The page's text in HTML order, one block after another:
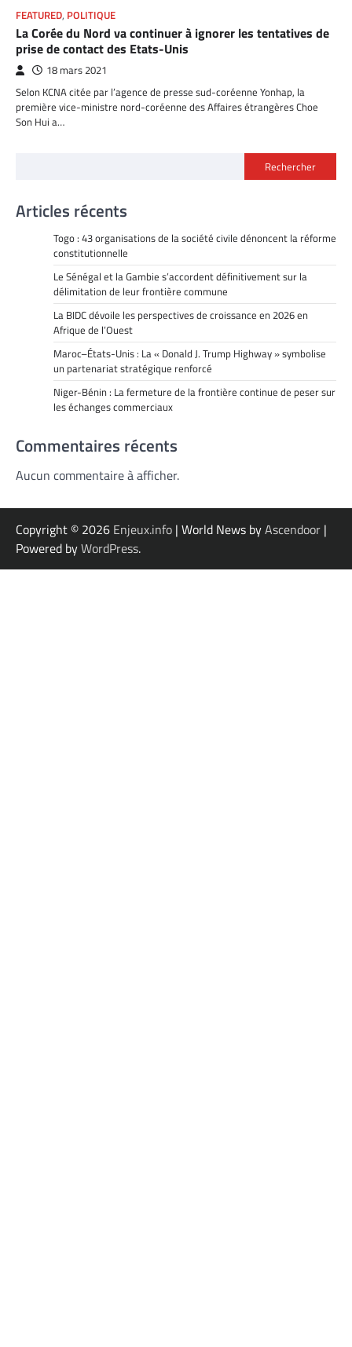
FEATURED, POLITIQUE
La Corée du Nord va continuer à ignorer les tentatives de
prise de contact des Etats-Unis
18 mars 2021
Selon KCNA citée par l’agence de presse sud-coréenne Yonhap, la
première vice-ministre nord-coréenne des Affaires étrangères Choe
Son Hui a…
Rechercher
Articles récents
Togo : 43 organisations de la société civile dénoncent la réforme
constitutionnelle
Le Sénégal et la Gambie s’accordent définitivement sur la
délimitation de leur frontière commune
La BIDC dévoile les perspectives de croissance en 2026 en
Afrique de l’Ouest
Maroc–États-Unis : La « Donald J. Trump Highway » symbolise
un partenariat stratégique renforcé
Niger-Bénin : La fermeture de la frontière continue de peser sur
les échanges commerciaux
Commentaires récents
Aucun commentaire à afficher.
Copyright © 2026 Enjeux.info | World News byAscendoor |
Powered byWordPress.